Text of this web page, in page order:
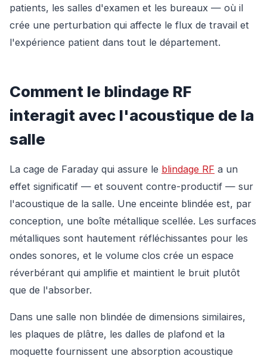
patients, les salles d'examen et les bureaux — où il
crée une perturbation qui affecte le flux de travail et
l'expérience patient dans tout le département.
Comment le blindage RF
interagit avec l'acoustique de la
salle
La cage de Faraday qui assure le blindage RF a un
effet significatif — et souvent contre-productif — sur
l'acoustique de la salle. Une enceinte blindée est, par
conception, une boîte métallique scellée. Les surfaces
métalliques sont hautement réfléchissantes pour les
ondes sonores, et le volume clos crée un espace
réverbérant qui amplifie et maintient le bruit plutôt
que de l'absorber.
Dans une salle non blindée de dimensions similaires,
les plaques de plâtre, les dalles de plafond et la
moquette fournissent une absorption acoustique